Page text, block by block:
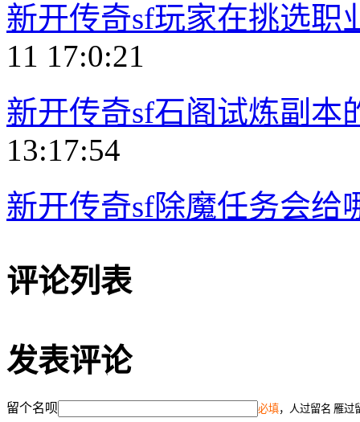
新开传奇sf玩家在挑选职
11 17:0:21
新开传奇sf石阁试炼副本
13:17:54
新开传奇sf除魔任务会给
评论列表
发表评论
留个名呗 必填，人过留名 雁过